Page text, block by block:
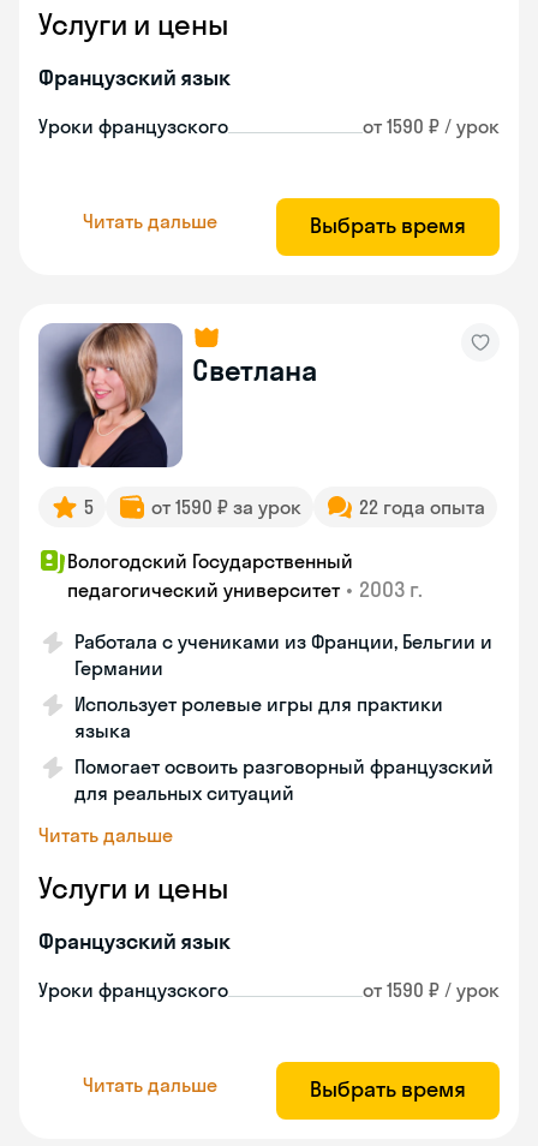
Услуги и цены
Французский язык
Уроки французского от 1590 ₽ / урок
Читать дальше Выбрать время
Светлана
5 от 1590 ₽ за урок 22 года опыта
Вологодский Государственный
педагогический университет • 2003 г.
Работала с учениками из Франции, Бельгии и
Германии
Использует ролевые игры для практики
языка
Помогает освоить разговорный французский
для реальных ситуаций
Читать дальше
Услуги и цены
Французский язык
Уроки французского от 1590 ₽ / урок
Читать дальше Выбрать время